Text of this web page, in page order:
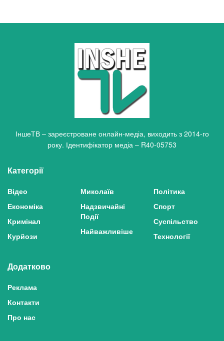
ІншеТВ – зареєстроване онлайн-медіа, виходить з 2014-го
року. Ідентифікатор медіа – R40-05753
Категорії
Відео
Економіка
Кримінал
Курйози
Миколаїв
Надзвичайні
Події
Найважливіше
Політика
Спорт
Суспільство
Технології
Додатково
Реклама
Контакти
Про нас